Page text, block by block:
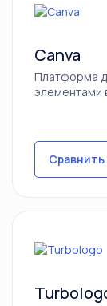
Canva
Платформа
элементами